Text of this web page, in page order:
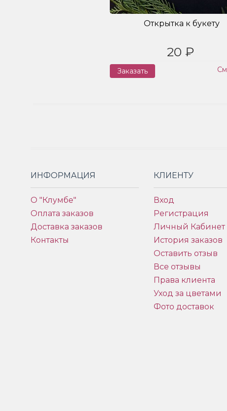
Открытка к букету
20 ₽
Заказать
ИНФОРМАЦИЯ
О "Клумбе"
Оплата заказов
Доставка заказов
Контакты
КЛИЕНТУ
Вход
Регистрация
Личный Кабинет
История заказов
Оставить отзыв
Все отзывы
Права клиента
Уход за цветами
Фото доставок